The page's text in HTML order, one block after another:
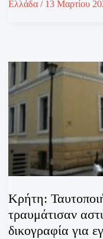
Ελλάδα / 13 Μαρτίου
Κρήτη:
τραυμάτισαν
δικογραφία για